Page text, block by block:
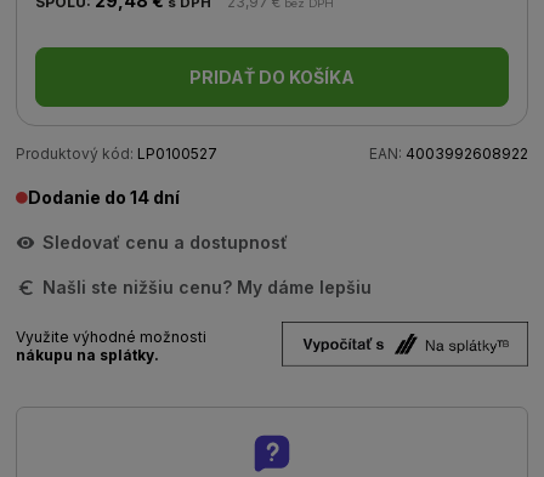
bez DPH
PRIDAŤ DO KOŠÍKA
Produktový kód: LP0100527 EAN: 4003992608922
Dodanie do 14 dní
Sledovať cenu a dostupnosť
Našli ste nižšiu cenu? My dáme lepšiu
Využite výhodné možnosti
nákupu na splátky.